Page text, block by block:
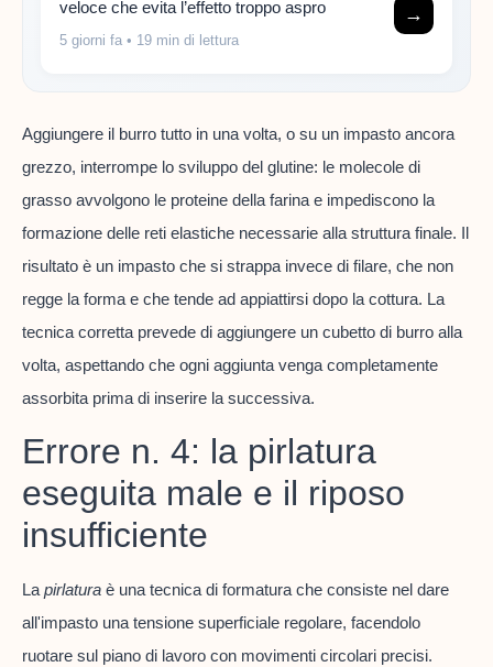
veloce che evita l’effetto troppo aspro
5 giorni fa • 19 min di lettura
→
Aggiungere il burro tutto in una volta, o su un impasto ancora
grezzo, interrompe lo sviluppo del glutine: le molecole di
grasso avvolgono le proteine della farina e impediscono la
formazione delle reti elastiche necessarie alla struttura finale. Il
risultato è un impasto che si strappa invece di filare, che non
regge la forma e che tende ad appiattirsi dopo la cottura. La
tecnica corretta prevede di aggiungere un cubetto di burro alla
volta, aspettando che ogni aggiunta venga completamente
assorbita prima di inserire la successiva.
Errore n. 4: la pirlatura
eseguita male e il riposo
insufficiente
La pirlatura è una tecnica di formatura che consiste nel dare
all'impasto una tensione superficiale regolare, facendolo
ruotare sul piano di lavoro con movimenti circolari precisi.